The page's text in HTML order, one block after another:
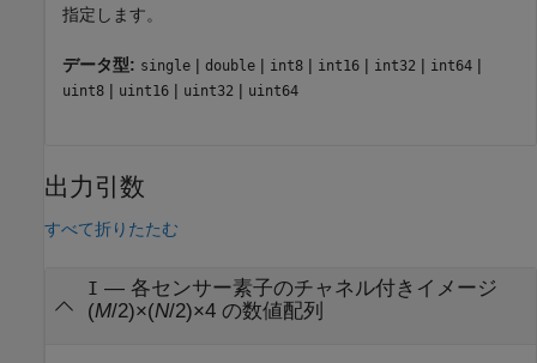
指定します。
データ型: single | double | int8 | int16 | int32 | int64 |
uint8 | uint16 | uint32 | uint64
出力引数
すべて折りたたむ
I — 各センサー素子のチャネル付きイメージ
(M/2)×(N/2)×4 の数値配列